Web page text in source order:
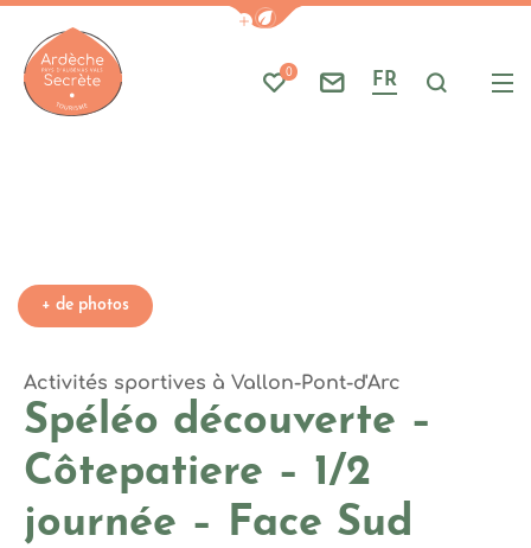
Afficher la barre de
Mes favoris
0
Nous contacter
FR Je
Activités sportives à Vallon-Pont-d'Arc
Spéléo découverte –
Côtepatiere – 1/2
journée – Face Sud
Photo 1, © facesud
+ de photos